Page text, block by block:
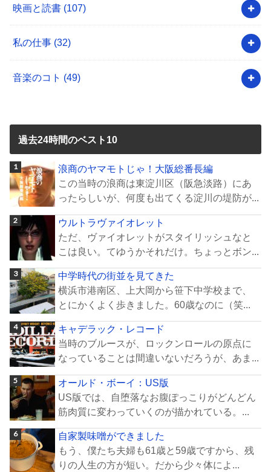
映画と読書 (107)
私の仕事 (32)
音楽のコト (49)
過去24時間のベスト10
浪商のヤマモトじゃ！大阪総番長編
この当時の浪商は東淀川区（阪急淡路）にあ
ったらしいが、何度も出てくる淀川の堤防が...
ウルトラヴァイオレット
ただ、ヴァイオレットがスタイリッシュなと
こは良い。てゆうかそれだけ。ちょっとボン...
中学時代の街並を見てきた
横浜市港南区、上大岡から笹下中学校まで、
とにかくよく歩きました。60歳なのに（笑...
キャデラック・レコード
当時のブルースが、ロックンロールの原点に
なっていることは間違いないだろうが、あま...
オールド・ボーイ：US版
US版では、自堕落なお腹ぽっこりがどんどん
筋肉質に変わっていくのが描かれている。...
自家製味噌ができました
もう、僕たち夫婦も61歳と59歳ですから、残
りの人生の方が短い。だから少々体によ...